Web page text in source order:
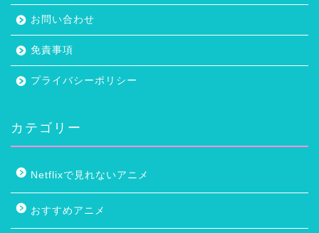
お問い合わせ
免責事項
プライバシーポリシー
カテゴリー
Netflixで見れないアニメ
おすすめアニメ